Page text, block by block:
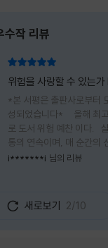
작 리뷰
위험을 사랑할 수 있는가
*본 서평은 출판사로부터
성되었습니다* 올해 최
로 도서 위험 예찬 이다.
통의 연속이며, 매 순간의
않는 위험을 감수해야 한다
도전하고 미지의 세계로 발
운 일이 아니다. 그러나 이
i*******i 님의 리뷰
새로보기 2/10